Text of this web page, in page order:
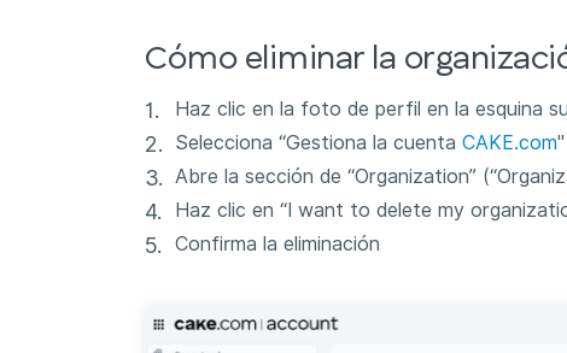
Cómo eliminar la
Haz clic en la foto de perfil en la esquina
Selecciona “Gestiona la cuenta CAKE.com"
Abre la sección de “Organization”
Haz clic en “I want to delete my
Confirma la eliminación